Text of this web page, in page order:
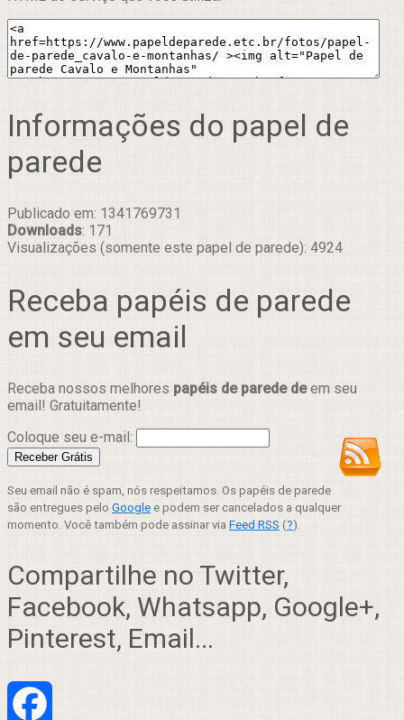
Informações do papel de
parede
Publicado em: 1341769731
Downloads: 171
Visualizações (somente este papel de parede): 4924
Receba papéis de parede
em seu email
Receba nossos melhores papéis de parede deem seu
email! Gratuitamente!
Coloque seu e-mail:
Seu email não é spam, nós respeitamos. Os papéis de parede
são entregues pelo Google e podem ser cancelados a qualquer
momento. Você também pode assinar via Feed RSS (?).
Compartilhe no Twitter,
Facebook, Whatsapp, Google+,
Pinterest, Email...